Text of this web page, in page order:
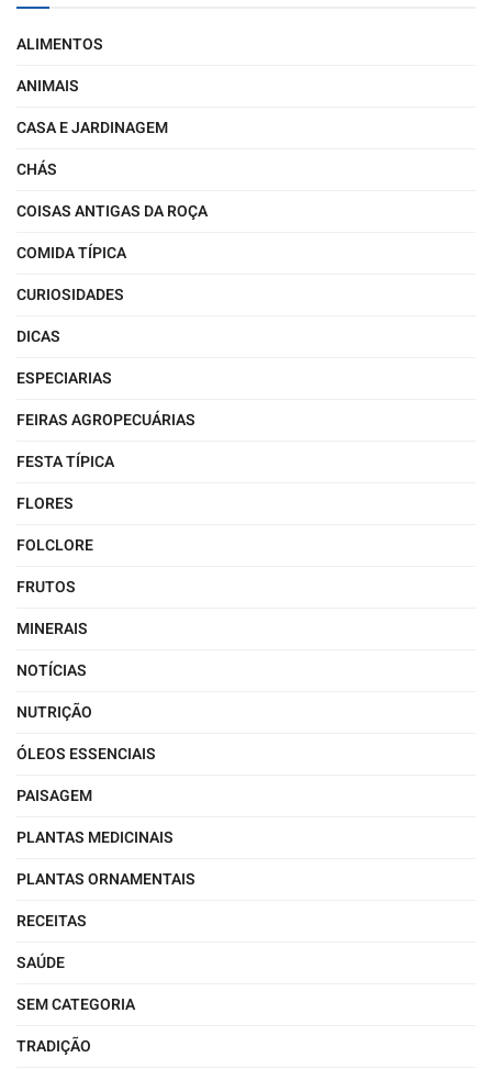
ALIMENTOS
ANIMAIS
CASA E JARDINAGEM
CHÁS
COISAS ANTIGAS DA ROÇA
COMIDA TÍPICA
CURIOSIDADES
DICAS
ESPECIARIAS
FEIRAS AGROPECUÁRIAS
FESTA TÍPICA
FLORES
FOLCLORE
FRUTOS
MINERAIS
NOTÍCIAS
NUTRIÇÃO
ÓLEOS ESSENCIAIS
PAISAGEM
PLANTAS MEDICINAIS
PLANTAS ORNAMENTAIS
RECEITAS
SAÚDE
SEM CATEGORIA
TRADIÇÃO